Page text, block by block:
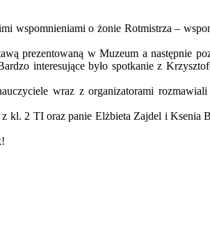
o żonie Rotmistrza –
prezentowaną w Muzeum a następnie
interesujące było spotkanie z
wraz z organizatorami
2 TI oraz panie Elżbieta Zajdel i Ksenia